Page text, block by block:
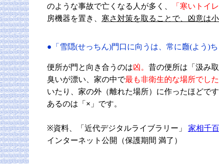
のような事故で亡くなる人が多く、
「寒いトイ
房機器を置き、 寒さ対策を取ることで、凶意は
●「雪隠(せっちん)門口に向うは、常に廱(よう)
便所が門と向き合うのは凶。 昔の便所は「汲み
臭いが漂い、家の中で最も非衛生的な場所でし
いたり、家の外（離れた場所）に作ったほどで
あるのは「 × 」です。
※資料、「近代デジタルライブラリー」 家相千
インターネット公開（保護期間 満了）